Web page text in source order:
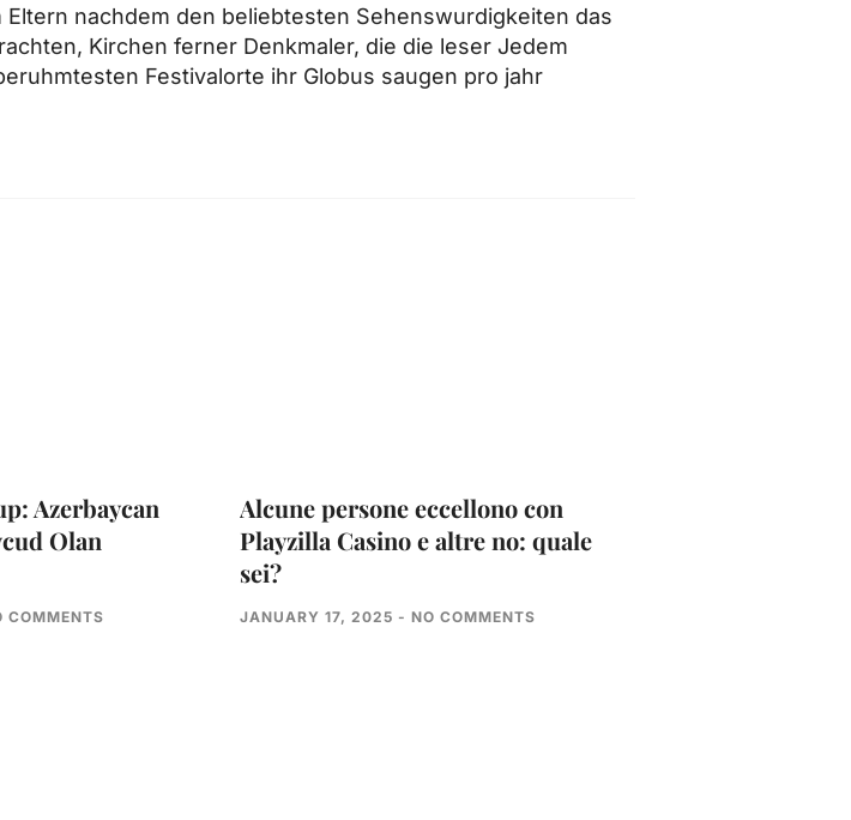
nachdem den beliebtesten Sehenswurdigkeiten das
Kirchen ferner Denkmaler, die die leser Jedem
Festivalorte ihr Globus saugen pro jahr
Azerbaycan
Olan
COMMENTS
Alcune persone eccellono con
Playzilla Casino e altre no: quale
sei?
JANUARY 17, 2025 NO COMMENTS